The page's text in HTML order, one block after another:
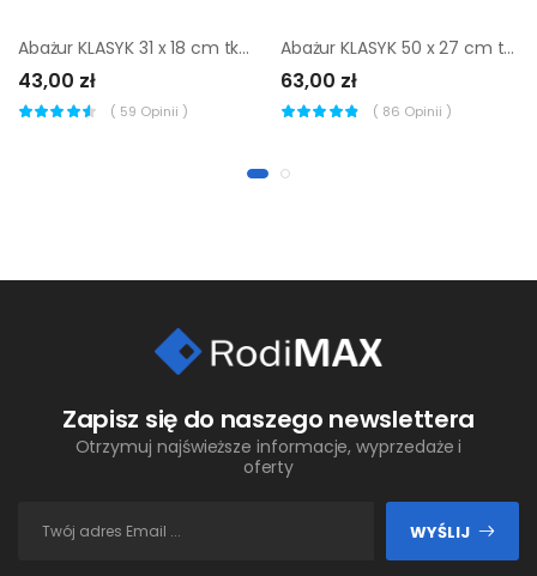
Abażur KLASYK 31 x 18 cm tkanina kremowy E27
43,00 zł
( 59 Opinii )
Abażur KLASYK 50 x 27 cm tkanina kremowy E27
63,00 zł
( 86 Opinii )
Zapisz się do naszego newslettera
Otrzymuj najświeższe informacje, wyprzedaże i
oferty
WYŚLIJ